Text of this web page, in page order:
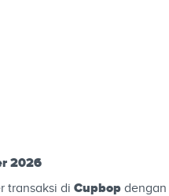
2026
transaksi di Cupbop